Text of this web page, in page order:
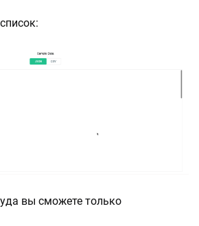
вы сможете только